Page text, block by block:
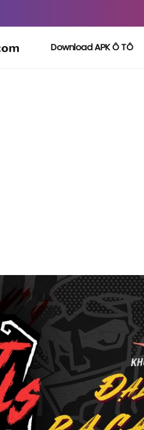
Download APK Ô TÔ